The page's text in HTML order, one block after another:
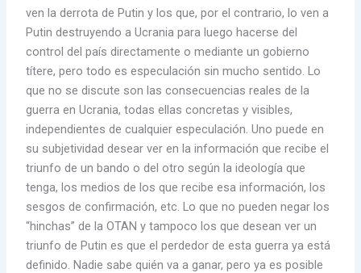
ven la derrota de Putin y los que, por el contrario, lo ven a
Putin destruyendo a Ucrania para luego hacerse del
control del país directamente o mediante un gobierno
títere, pero todo es especulación sin mucho sentido. Lo
que no se discute son las consecuencias reales de la
guerra en Ucrania, todas ellas concretas y visibles,
independientes de cualquier especulación. Uno puede en
su subjetividad desear ver en la información que recibe el
triunfo de un bando o del otro según la ideología que
tenga, los medios de los que recibe esa información, los
sesgos de confirmación, etc. Lo que no pueden negar los
“hinchas” de la OTAN y tampoco los que desean ver un
triunfo de Putin es que el perdedor de esta guerra ya está
definido. Nadie sabe quién va a ganar, pero ya es posible